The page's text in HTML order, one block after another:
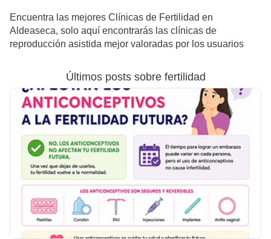
Encuentra las mejores Clínicas de Fertilidad en
Aldeaseca, solo aquí encontrarás las clínicas de
reproducción asistida mejor valoradas por los usuarios
Últimos posts sobre fertilidad